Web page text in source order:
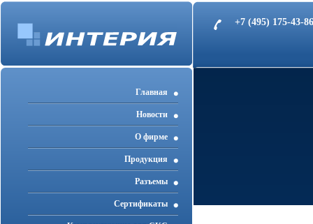
+7 (495) 175-43-
Главная
Новости
О фирме
Продукция
Разъемы
Cертификаты